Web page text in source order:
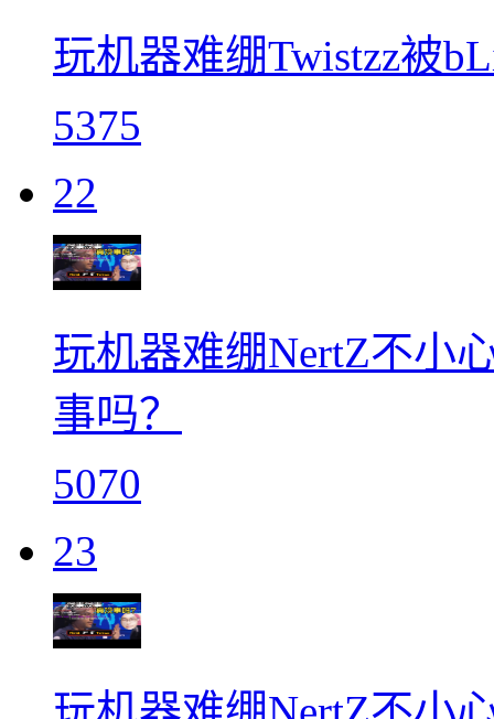
玩机器难绷Twistzz被
5375
22
玩机器难绷NertZ不小
事吗？
5070
23